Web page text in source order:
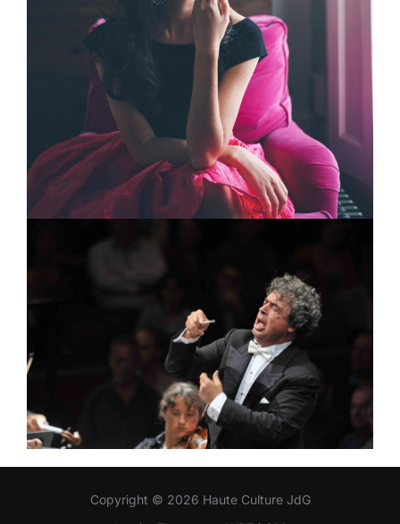
Copyright © 2026 Haute Culture JdG